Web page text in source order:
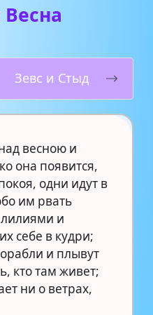
Зевс и Стыд
весною и
она появится,
одни идут в
им рвать
и
себе в кудри;
и плывут
кто там живет;
ни о ветрах,